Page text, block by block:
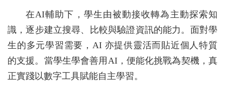
在AI輔助下，學生由被動接收轉為主動探索知
識，逐步建立搜尋、比較與驗證資訊的能力。面對學
生的多元學習需要，AI 亦提供靈活而貼近個人特質
的支援。當學生學會善用AI，便能化挑戰為契機，真
正實踐以數字工具賦能自主學習。